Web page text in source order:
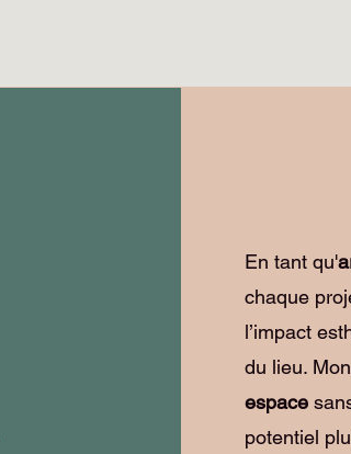
En tant qu'
chaque
l’impact
du lieu.
espace
potentiel